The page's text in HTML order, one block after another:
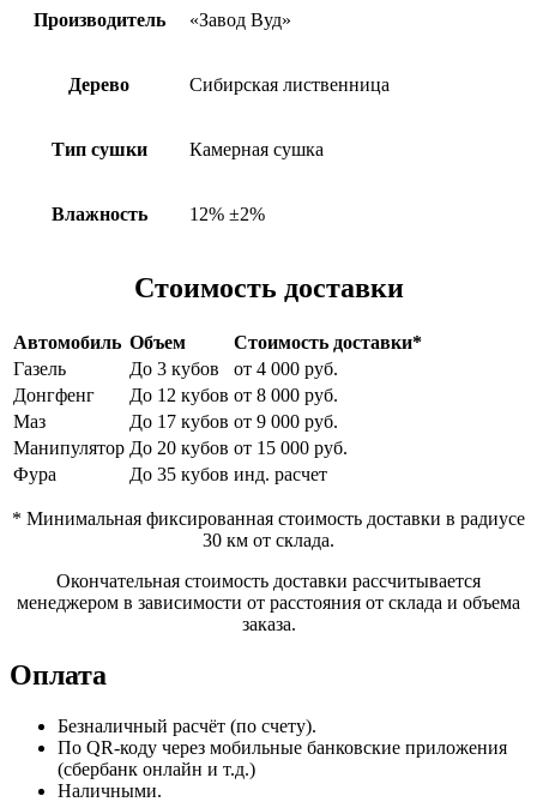
Производитель «Завод Вуд»
Дерево Сибирская лиственница
Тип сушки Камерная сушка
Влажность 12% ±2%
Стоимость доставки
Автомобиль Объем
Стоимость доставки*
Газель
До 3 кубов
от 4 000 руб.
Донгфенг
До 12 кубов от 8 000 руб.
Маз
До 17 кубов от 9 000 руб.
Манипулятор До 20 кубов от 15 000 руб.
Фура
До 35 кубов инд. расчет
* Минимальная фиксированная стоимость доставки в радиусе
30 км от склада.
Окончательная стоимость доставки рассчитывается
менеджером в зависимости от расстояния от склада и объема
заказа.
Оплата
Безналичный расчёт (по счету).
По QR-коду через мобильные банковские приложения
(сбербанк онлайн и т.д.)
Наличными.